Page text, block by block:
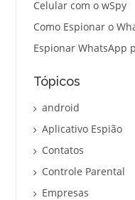
Celular com o wSpy
Como Espionar o
Espionar WhatsApp
Tópicos
android
Aplicativo Espião
Contatos
Controle Parental
Empresas